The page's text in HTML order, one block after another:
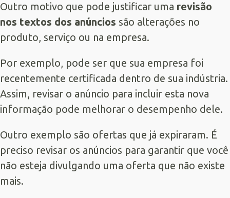
Outro motivo que pode justificar uma revisão
nos textos dos anúncios são alterações no
produto, serviço ou na empresa.
Por exemplo, pode ser que sua empresa foi
recentemente certificada dentro de sua indústria.
Assim, revisar o anúncio para incluir esta nova
informação pode melhorar o desempenho dele.
Outro exemplo são ofertas que já expiraram. É
preciso revisar os anúncios para garantir que você
não esteja divulgando uma oferta que não existe
mais.